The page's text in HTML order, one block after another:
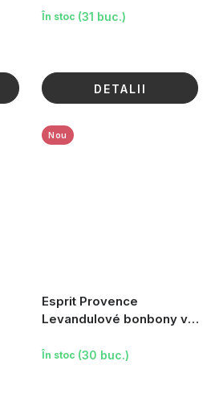
În stoc (31 buc.)
DETALII
Esprit Provence
Levandulové bonbony v
Nou
În stoc (30 buc.)